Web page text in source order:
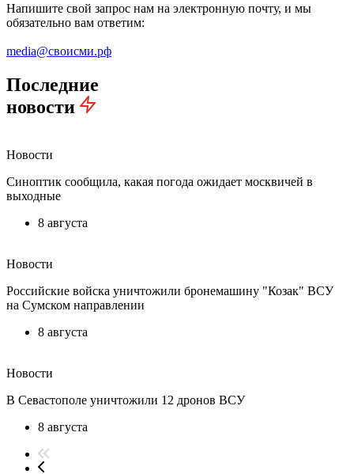
Напишите свой запрос нам на электронную почту, и мы
обязательно вам ответим:
media@своисми.рф
Последние
новости
Новости
Синоптик сообщила, какая погода ожидает москвичей в
выходные
8 августа
Новости
Российские войска уничтожили бронемашину "Козак" ВСУ
на Сумском направлении
8 августа
Новости
В Севастополе уничтожили 12 дронов ВСУ
8 августа